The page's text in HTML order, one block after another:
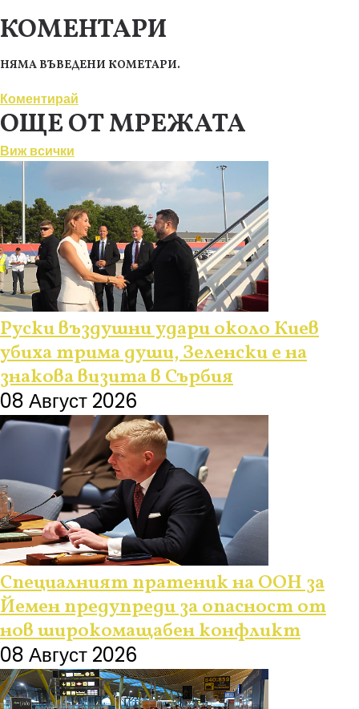
КОМЕНТАРИ
НЯМА ВЪВЕДЕНИ КОМЕТАРИ.
Коментирай
ОЩЕ ОТ МРЕЖАТА
Виж всички
Руски въздушни удари около Киев
убиха трима души, Зеленски е на
знакова визита в Сърбия
08 Август 2026
Специалният пратеник на ООН за
Йемен предупреди за опасност от
нов широкомащабен конфликт
08 Август 2026